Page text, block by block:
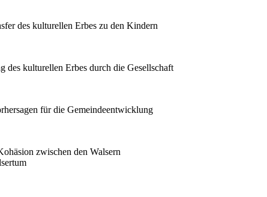
des kulturellen Erbes zu den Kindern
des kulturellen Erbes durch die Gesellschaft
für die Gemeindeentwicklung
zwischen den Walsern